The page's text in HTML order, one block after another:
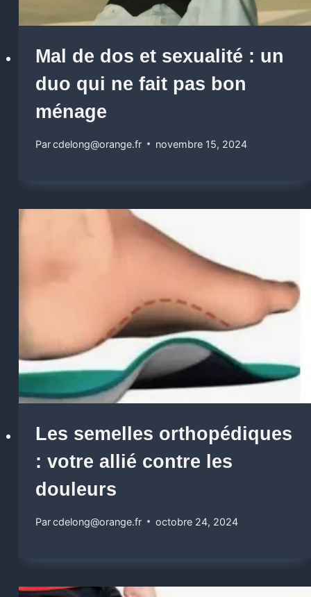
Mal de dos et sexualité : un
duo qui ne fait pas bon
ménage
Parcdelong@orange.fr novembre 15, 2024
Les semelles orthopédiques
: votre allié contre les
douleurs
Parcdelong@orange.fr octobre 24, 2024